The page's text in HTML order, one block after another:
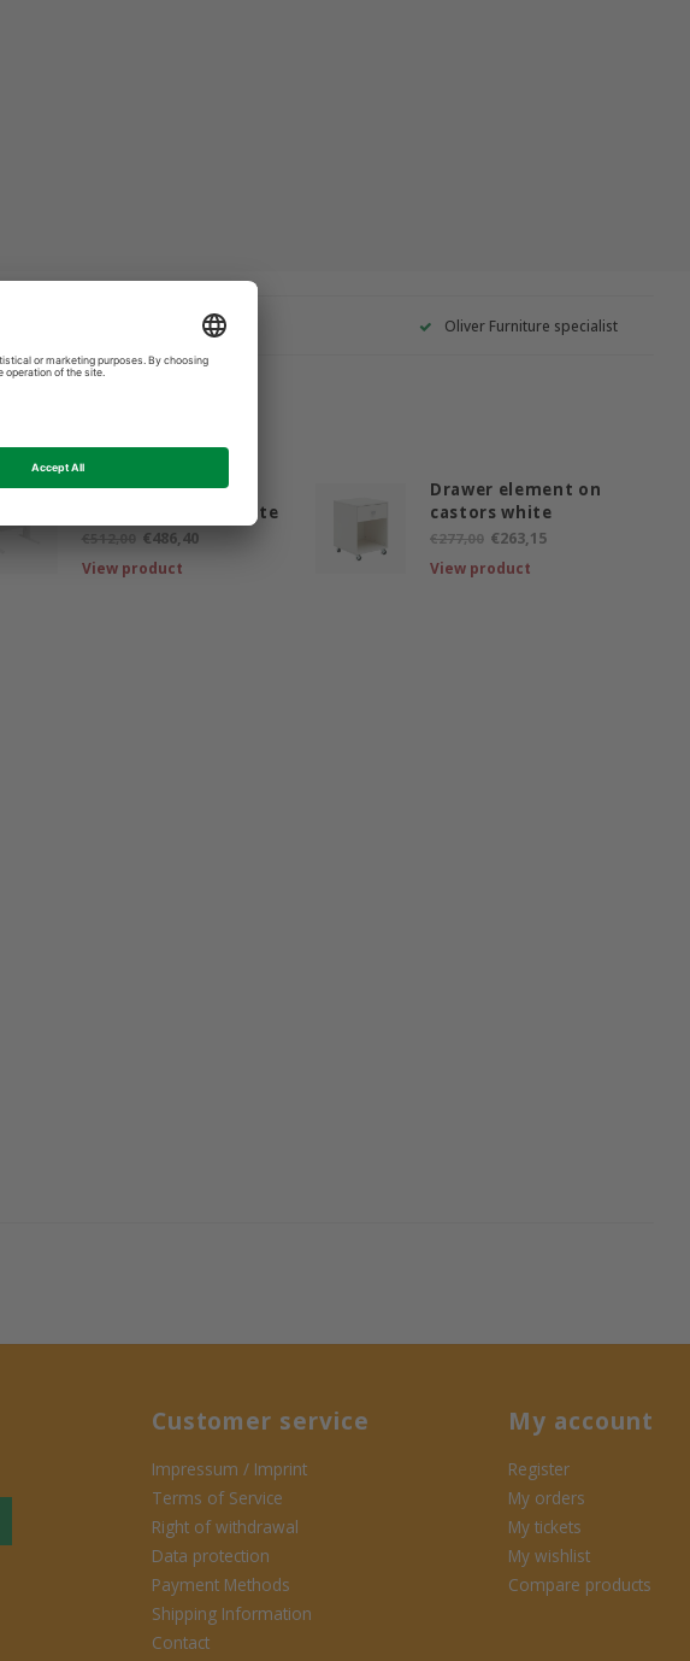
Oliver Furniture specialist
Height and slanted
adjustable desk white
€512,00 €486,40
View product
Drawer element on
castors white
€277,00 €263,15
View product
Customer service
Impressum / Imprint
Terms of Service
Right of withdrawal
Data protection
Payment Methods
Shipping Information
Contact
My account
Register
My orders
My tickets
My wishlist
Compare products